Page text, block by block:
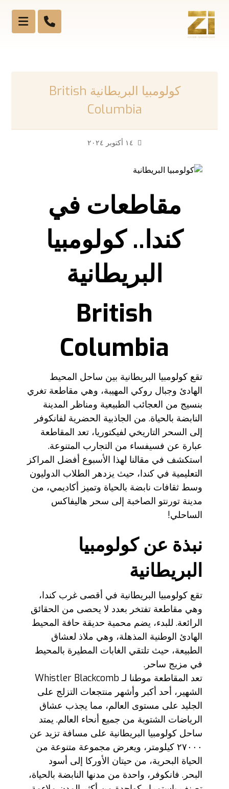
كولومبيا البريطانية British
Columbia
١٤ أكتوبر ٢٠٢٤
مقاطعات في
كندا.. كولومبيا
البريطانية
British
Columbia
تقع كولومبيا البريطانية بين ساحل المحيط
الهادئ وجبال روكي المهيبة، وهي مقاطعة تغري
بنسيج من العجائب الطبيعية ومناظر المدينة
النابضة بالحياة. من الجاذبية الحضرية لفانكوفر
إلى السحر التاريخي لفيكتوريا، تعد المقاطعة
عبارة عن فسيفساء من التجارب المتنوعة.
استكشف في مقالنا لهذا الأسبوع أفضل المراكز
التعليمية في كندا، حيث يزدهر الطلاب الدوليون
وسط ثقافات نابضة بالحياة وتميز أكاديمي، من
مدينة تورنتو الصاخبة إلى سحر هاليفاكس
الساحلي!
نبذة عن كولومبيا
البريطانية
تقع كولومبيا البريطانية في أقصى غرب كندا،
وهي مقاطعة تفتخر بعدد لا يحصى من الحقائق
الرائعة. للبدء، يضم محمية حديقة حافة المحيط
الهادئ الوطنية المذهلة، وهي ملاذ لعشاق
الطبيعة، حيث تلتقي الغابات المطيرة بالمحيط
في مزيج ساحر.
تعد المقاطعة موطنا لـ Whistler Blackcomb
الشهير، أحد أكبر وأشهر منتجعات التزلج على
الجليد على مستوى العالم، مما يجذب عشاق
الرياضات الشتوية من جميع أنحاء العالم. يمتد
ساحل كولومبيا البريطانية على مسافة تزيد عن
٢٧٠٠٠ كيلومتر، ويعرض مجموعة متنوعة من
الحياة البحرية، من حيتان الأوركا إلى أسود
البحر. فانكوفر، واحدة من مدنها النابضة بالحياة،